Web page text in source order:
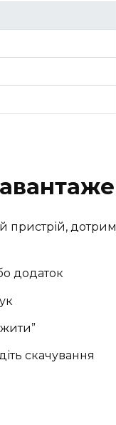
пристрій,
додаток
скачування